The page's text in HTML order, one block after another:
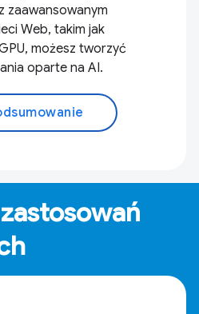
zaawansowanym
Web, takim jak
możesz tworzyć
oparte na AI.